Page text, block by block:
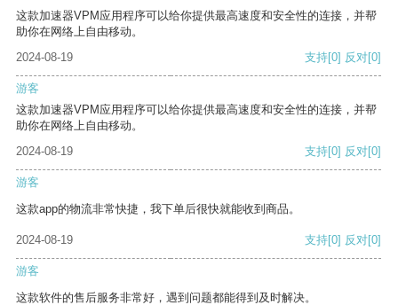
这款加速器VPM应用程序可以给你提供最高速度和安全性的连接，并帮
助你在网络上自由移动。
2024-08-19
支持[0] 反对[0]
游客
这款加速器VPM应用程序可以给你提供最高速度和安全性的连接，并帮
助你在网络上自由移动。
2024-08-19
支持[0] 反对[0]
游客
这款app的物流非常快捷，我下单后很快就能收到商品。
2024-08-19 支持[0] 反对[0]
游客
这款软件的售后服务非常好，遇到问题都能得到及时解决。